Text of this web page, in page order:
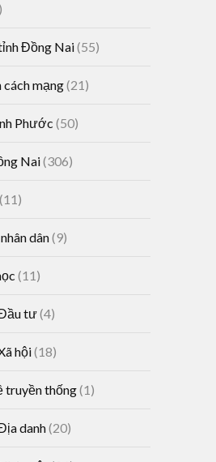
Đồng Nai(55)
mạng(21)
Phước (50)
Nai(306)
(11)
dân(9)
(11)
tư(4)
hội(18)
truyền thống(1)
danh(20)